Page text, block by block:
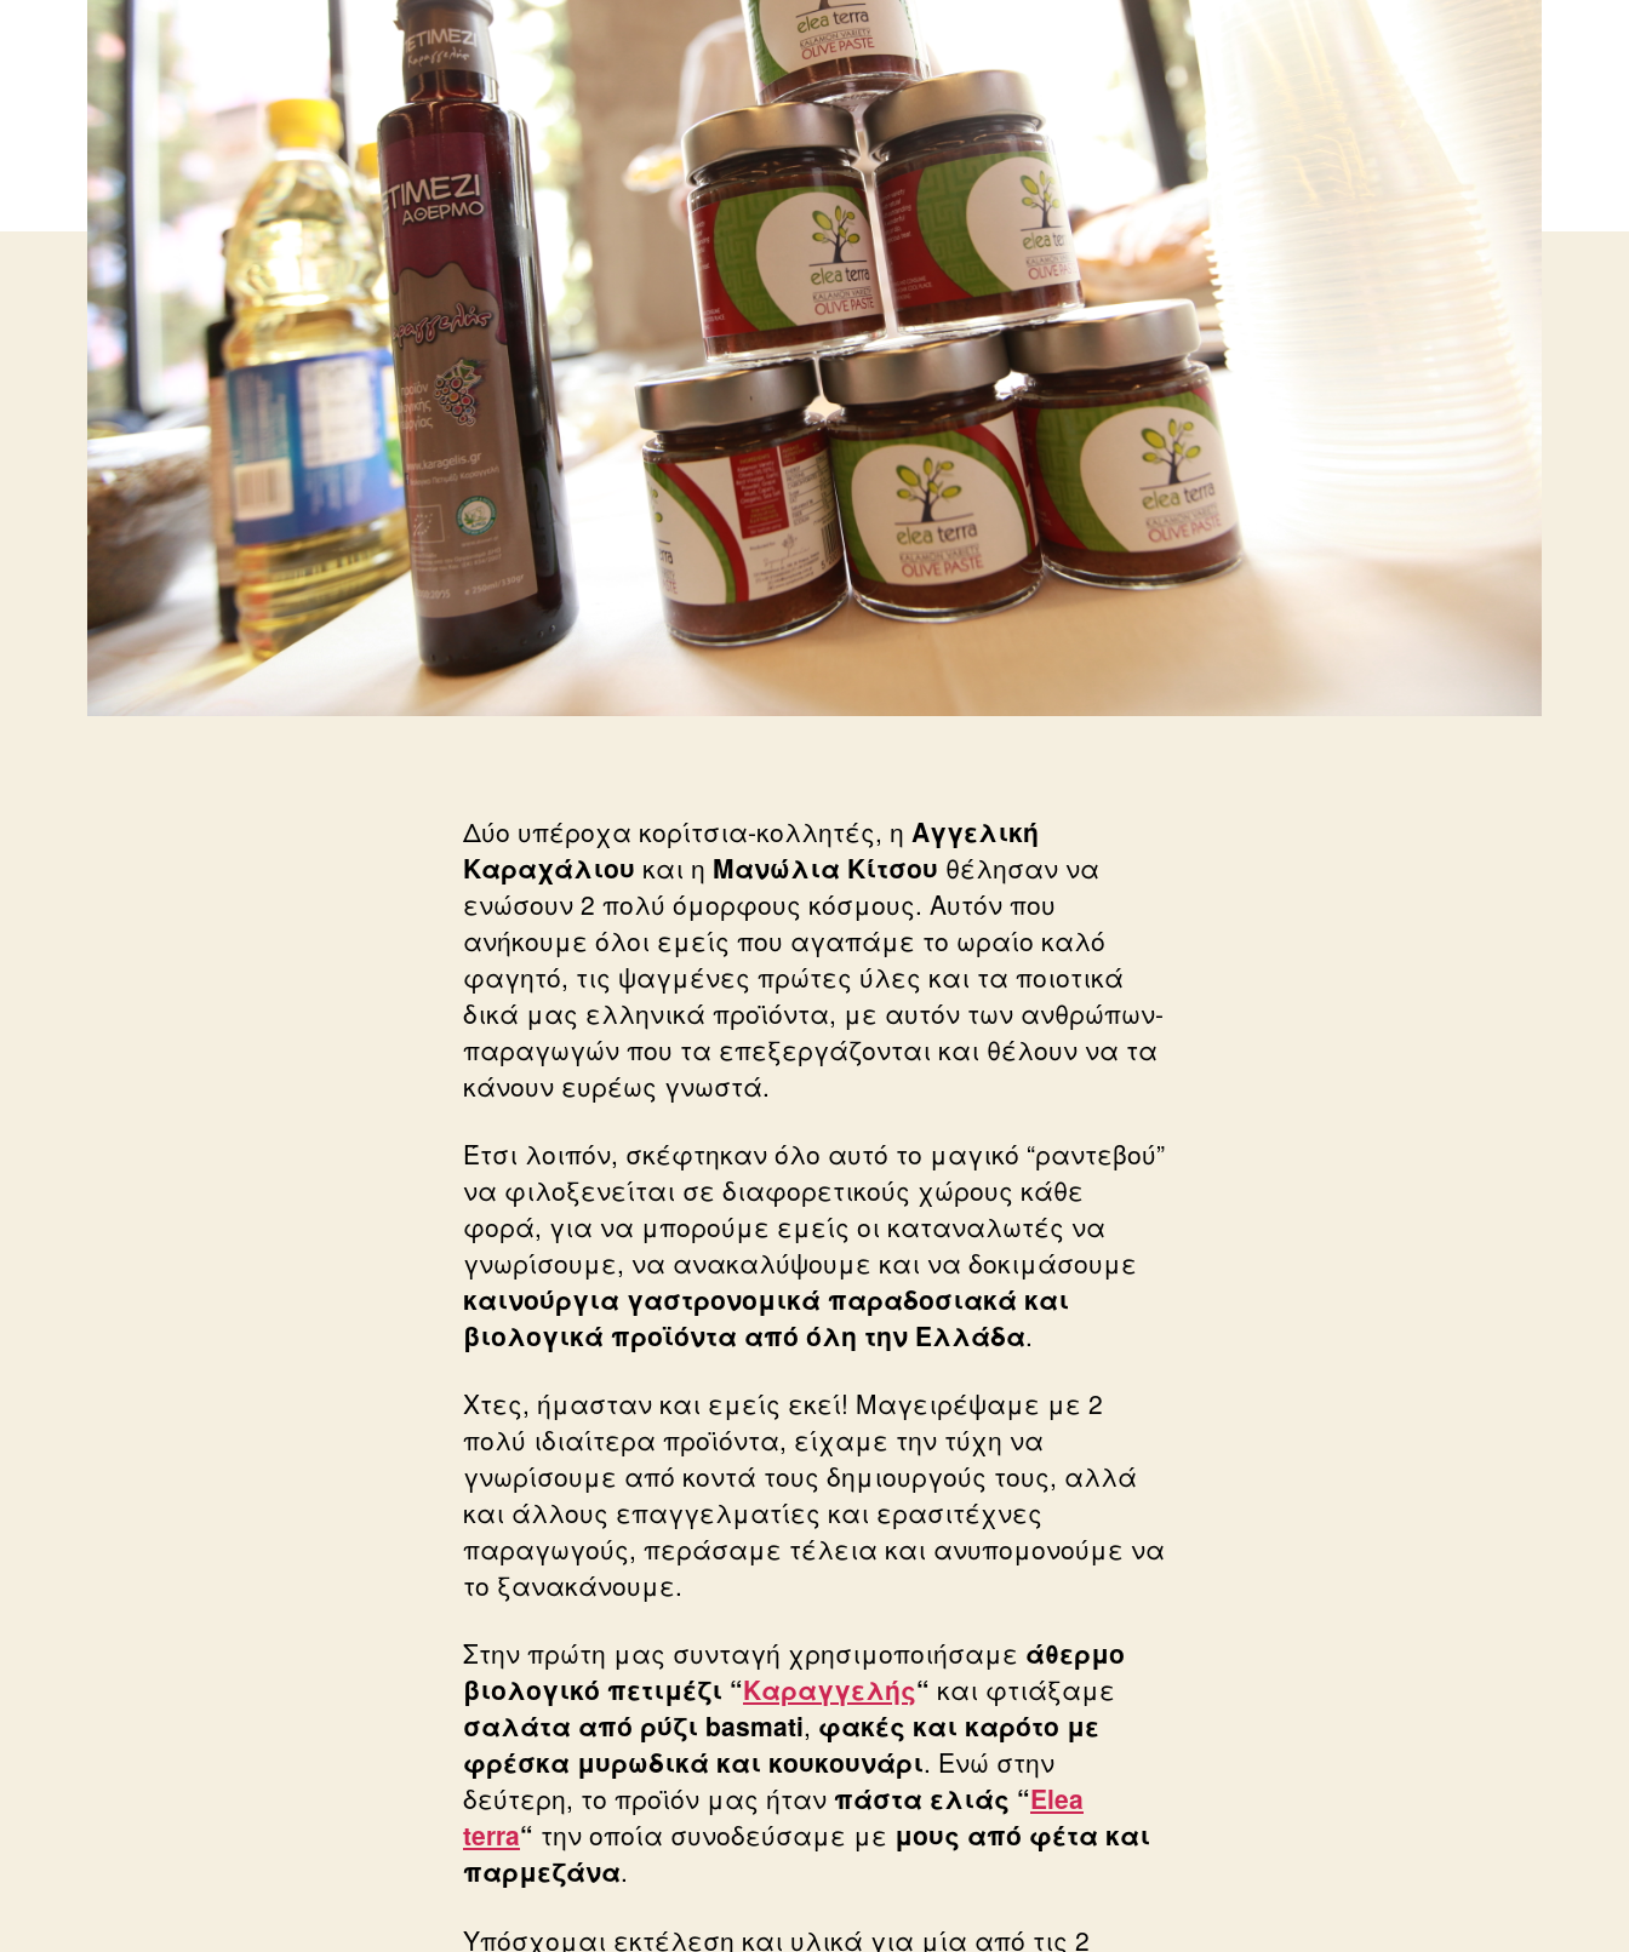
Δύο υπέροχα κορίτσια-κολλητές, η Αγγελική
Καραχάλιου και η Μανώλια Κίτσου θέλησαν να
ενώσουν 2 πολύ όμορφους κόσμους. Αυτόν που
ανήκουμε όλοι εμείς που αγαπάμε το ωραίο καλό
φαγητό, τις ψαγμένες πρώτες ύλες και τα ποιοτικά
δικά μας ελληνικά προϊόντα, με αυτόν των ανθρώπων-
παραγωγών που τα επεξεργάζονται και θέλουν να τα
κάνουν ευρέως γνωστά.
Έτσι λοιπόν, σκέφτηκαν όλο αυτό το μαγικό “ραντεβού”
να φιλοξενείται σε διαφορετικούς χώρους κάθε
φορά, για να μπορούμε εμείς οι καταναλωτές να
γνωρίσουμε, να ανακαλύψουμε και να δοκιμάσουμε
καινούργια γαστρονομικά παραδοσιακά και
βιολογικά προϊόντα από όλη την Ελλάδα.
Χτες, ήμασταν και εμείς εκεί! Μαγειρέψαμε με 2
πολύ ιδιαίτερα προϊόντα, είχαμε την τύχη να
γνωρίσουμε από κοντά τους δημιουργούς τους, αλλά
και άλλους επαγγελματίες και ερασιτέχνες
παραγωγούς, περάσαμε τέλεια και ανυπομονούμε να
το ξανακάνουμε.
Στην πρώτη μας συνταγή χρησιμοποιήσαμε άθερμο
βιολογικό πετιμέζι “Καραγγελής“ και φτιάξαμε
σαλάτα από ρύζι basmati, φακές και καρότο με
φρέσκα μυρωδικά και κουκουνάρι. Ενώ στην
δεύτερη, το προϊόν μας ήταν πάστα ελιάς “Elea
terra“ την οποία συνοδεύσαμε με μους από φέτα και
παρμεζάνα.
Υπόσχομαι εκτέλεση και υλικά για μία από τις 2